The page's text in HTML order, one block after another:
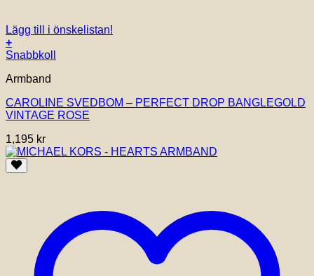
Lägg till i önskelistan!
+
Snabbkoll
Armband
CAROLINE SVEDBOM – PERFECT DROP BANGLEGOLD
VINTAGE ROSE
1,195 kr